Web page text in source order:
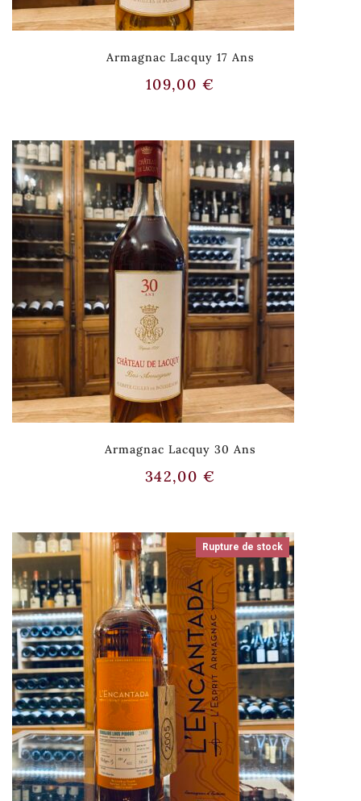
Armagnac Lacquy 17 Ans
109,00 €
Armagnac Lacquy 30 Ans
342,00 €
Rupture de stock